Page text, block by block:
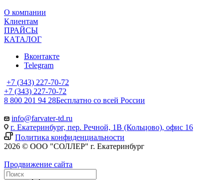
О компании
Клиентам
ПРАЙСЫ
КАТАЛОГ
Вконтакте
Telegram
+7 (343) 227-70-72
+7 (343) 227-70-72
8 800 201 94 28Бесплатно со всей России
info@farvater-td.ru
г. Екатеринбург, пер. Речной, 1В (Кольцово), офис 16
Политика конфиденциальности
2026 © ООО "СОЛЛЕР" г. Екатеринбург
Продвижение сайта